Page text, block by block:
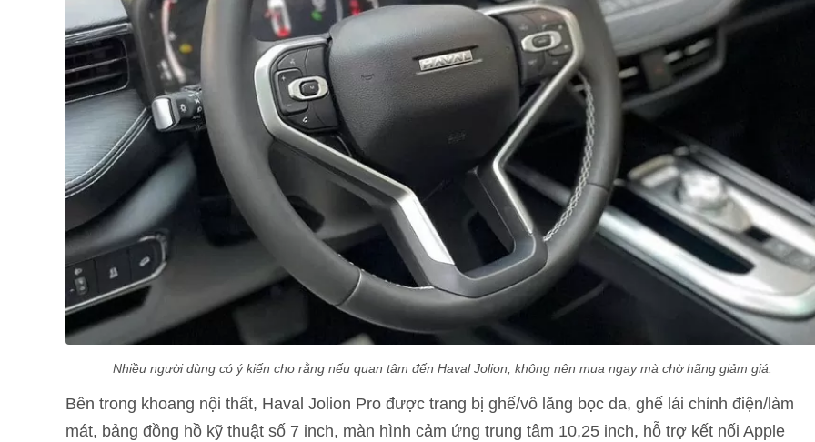
Nhiều người dùng có ý kiến cho rằng nếu quan tâm đến Haval Jolion, không nên mua ngay mà chờ hãng giảm giá.
Bên trong khoang nội thất, Haval Jolion Pro được trang bị ghế/vô lăng bọc da, ghế lái chỉnh điện/làm
mát, bảng đồng hồ kỹ thuật số 7 inch, màn hình cảm ứng trung tâm 10,25 inch, hỗ trợ kết nối Apple